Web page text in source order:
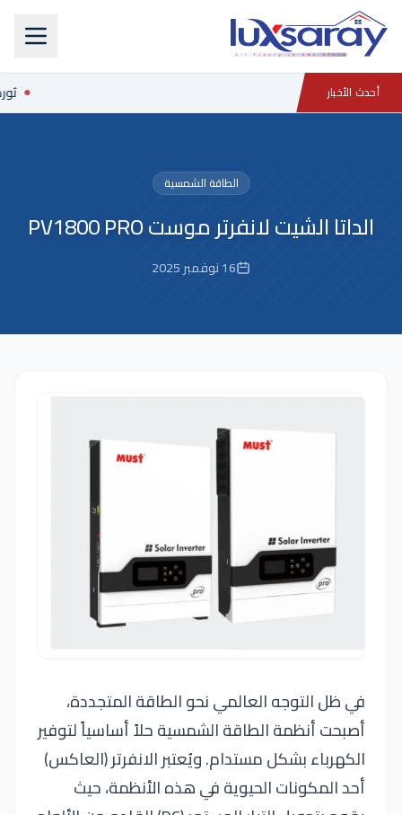
أحدث الأخبار
الطاقة الشمسية
الداتا الشيت لانفرتر موست PV1800 PRO
16 نوفمبر 2025
في ظل التوجه العالمي نحو الطاقة المتجددة،
أصبحت أنظمة الطاقة الشمسية حلاً أساسياً لتوفير
الكهرباء بشكل مستدام. ويُعتبر الانفرتر (العاكس)
أحد المكونات الحيوية في هذه الأنظمة، حيث